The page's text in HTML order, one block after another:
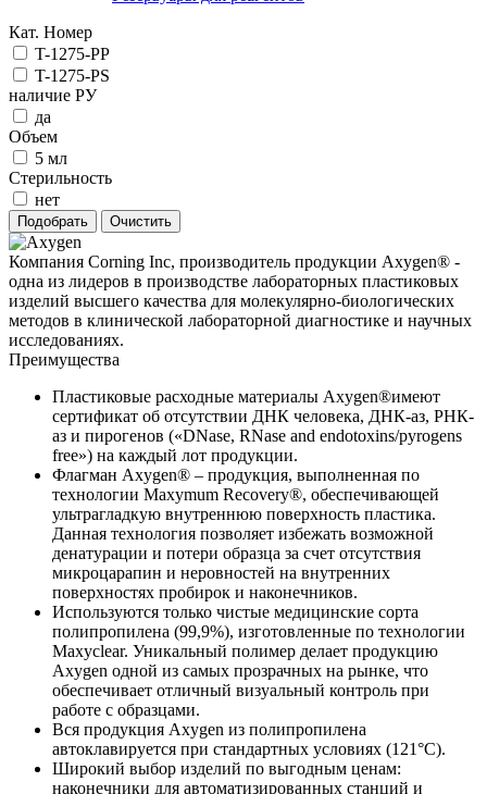
Кат. Номер
T-1275-PP
T-1275-PS
наличие РУ
да
Объем
5 мл
Стерильность
нет
Компания Corning Inc, производитель продукции Axygen® -
одна из лидеров в производстве лабораторных пластиковых
изделий высшего качества для молекулярно-биологических
методов в клинической лабораторной диагностике и научных
исследованиях.
Преимущества
Пластиковые расходные материалы Axygen®имеют
сертификат об отсутствии ДНК человека, ДНК-аз, РНК-
аз и пирогенов («DNase, RNase and endotoxins/pyrogens
free») на каждый лот продукции.
Флагман Axygen® – продукция, выполненная по
технологии Maxymum Recovery®, обеспечивающей
ультрагладкую внутреннюю поверхность пластика.
Данная технология позволяет избежать возможной
денатурации и потери образца за счет отсутствия
микроцарапин и неровностей на внутренних
поверхностях пробирок и наконечников.
Используются только чистые медицинские сорта
полипропилена (99,9%), изготовленные по технологии
Maxyclear. Уникальный полимер делает продукцию
Axygen одной из самых прозрачных на рынке, что
обеспечивает отличный визуальный контроль при
работе с образцами.
Вся продукция Axygen из полипропилена
автоклавируется при стандартных условиях (121°С).
Широкий выбор изделий по выгодным ценам:
наконечники для автоматизированных станций и